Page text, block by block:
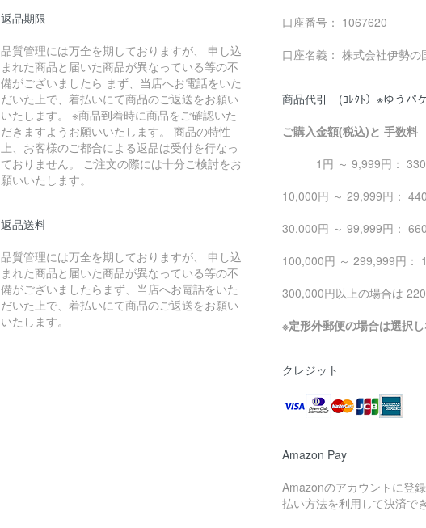
返品期限
品質管理には万全を期しておりますが、 申し込
まれた商品と届いた商品が異なっている等の不
備がございましたら まず、当店へお電話をいた
だいた上で、着払いにて商品のご返送をお願い
いたします。 ※商品到着時に商品をご確認いた
だきますようお願いいたします。 商品の特性
上、お客様のご都合による返品は受付を行なっ
ておりません。 ご注文の際には十分ご検討をお
願いいたします。
返品送料
品質管理には万全を期しておりますが、 申し込
まれた商品と届いた商品が異なっている等の不
備がございましたらまず、当店へお電話をいた
だいた上で、着払いにて商品のご返送をお願い
いたします。
口座番号： 1067620
口座名義： 株式会社伊勢の
商品代引 (ｺﾚｸﾄ）※ゆうパ
ご購入金額(税込)と 手数料
1円 ～ 9,999円： 330
10,000円 ～ 29,999円：
30,000円 ～ 99,999円：
100,000円 ～ 299,999円：
300,000円以上の場合は
※定形外郵便の場合は選択し
クレジット
Amazon Pay
Amazonのアカウントに登
払い方法を利用して決済で